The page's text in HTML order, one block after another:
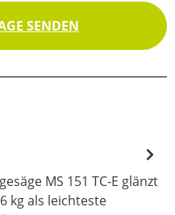
SENDEN
MS 151 TC-E glänzt
kg als leichteste